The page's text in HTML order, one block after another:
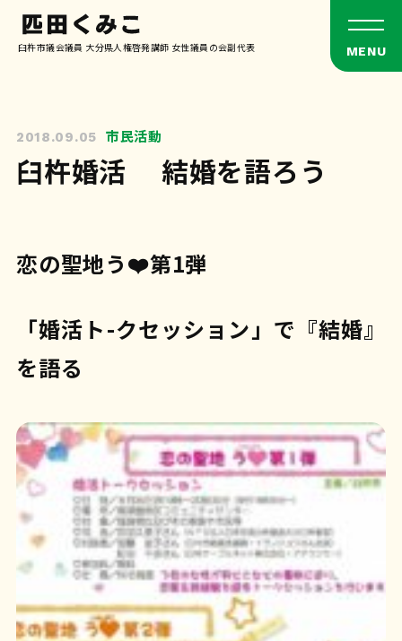
臼杵市議会議員 大分県人権啓発講師 女性議員の会副代表
2018.09.05 市民活動
臼杵婚活 結婚を語ろう
恋の聖地う❤️第1弾
「婚活ト-クセッション」で『結婚』
を語る